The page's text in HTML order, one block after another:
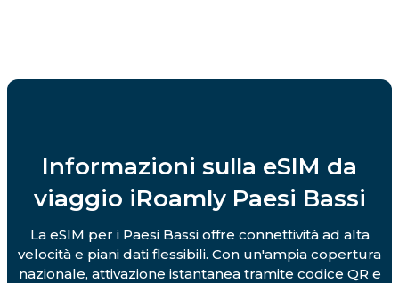
Informazioni sulla eSIM da
viaggio iRoamly Paesi Bassi
La eSIM per i Paesi Bassi offre connettività ad alta
velocità e piani dati flessibili. Con un'ampia copertura
nazionale, attivazione istantanea tramite codice QR e